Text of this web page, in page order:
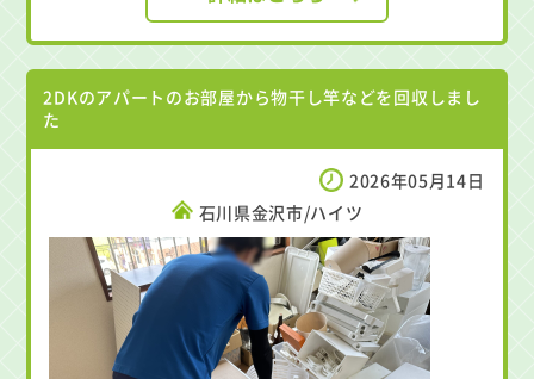
2DKのアパートのお部屋から物干し竿などを回収しまし
た
2026年05月14日
石川県金沢市/ハイツ